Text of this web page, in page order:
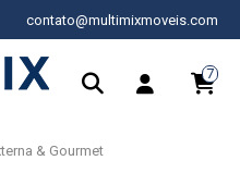
contato@multimixmoveis.com
7
& Gourmet